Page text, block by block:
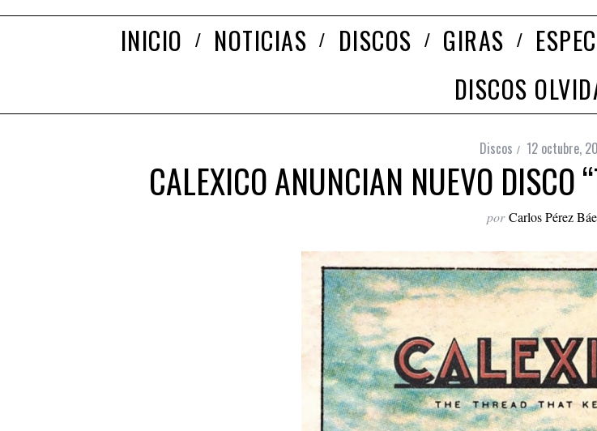
INICIO NOTICIAS DISCOS GIRAS
DISCOS
Discos 12 octubre,
CALEXICO ANUNCIAN NUEVO DISCO
por Carlos Pérez